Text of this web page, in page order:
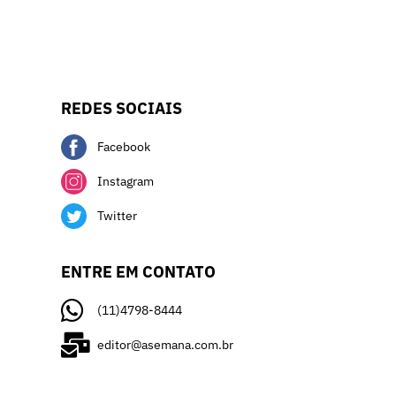
REDES SOCIAIS
Facebook
Instagram
Twitter
ENTRE EM CONTATO
(11)4798-8444
editor@asemana.com.br